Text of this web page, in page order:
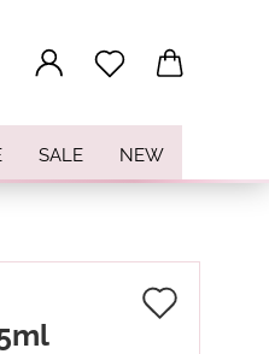
SALE NEW